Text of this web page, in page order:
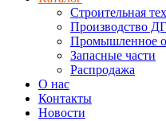
Строительная
Производство
Промышленное
Запасные части
Распродажа
О нас
Контакты
Новости